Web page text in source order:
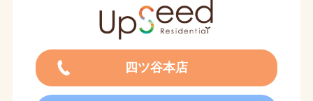
四ツ谷本店